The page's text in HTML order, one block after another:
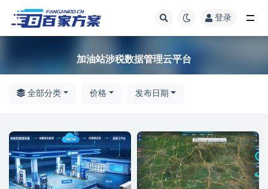
登录
加油站涉税数据管理云平台
全部分类 价格 发布日期